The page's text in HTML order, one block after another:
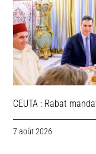
CEUTA : Rabat
7 août 2026